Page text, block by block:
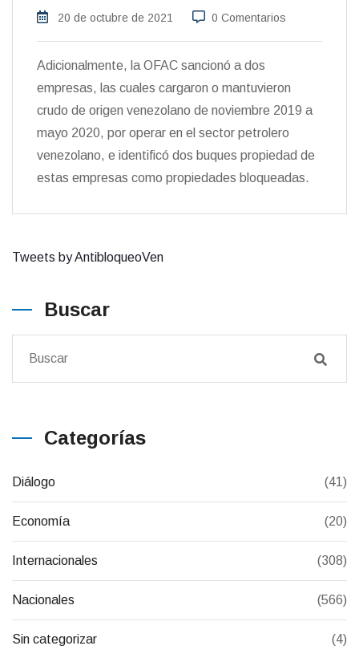
20 de octubre de 2021 0 Comentarios
Adicionalmente, la OFAC sancionó a dos
empresas, las cuales cargaron o mantuvieron
crudo de origen venezolano de noviembre 2019 a
mayo 2020, por operar en el sector petrolero
venezolano, e identificó dos buques propiedad de
estas empresas como propiedades bloqueadas.
Tweets by AntibloqueoVen
Buscar
Categorías
Diálogo (41)
Economía (20)
Internacionales (308)
Nacionales (566)
Sin categorizar (4)